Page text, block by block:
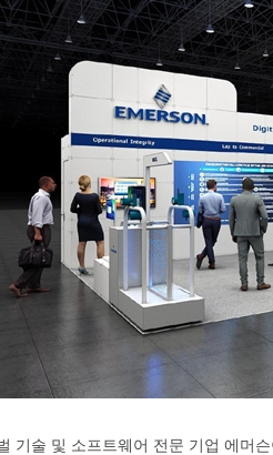
기술 및 소프트웨어 전문 기업 에머